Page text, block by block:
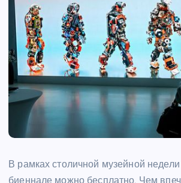
В рамках столичной музейной недели
биеннале можно бесплатно. Чем